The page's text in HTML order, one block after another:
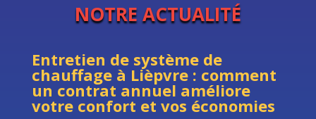
NOTRE ACTUALITÉ
Entretien de système de
chauffage à Lièpvre : comment
un contrat annuel améliore
votre confort et vos économies